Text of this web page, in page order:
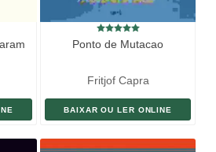
Ponto de Mutacao
Fritjof Capra
BAIXAR OU LER ONLINE